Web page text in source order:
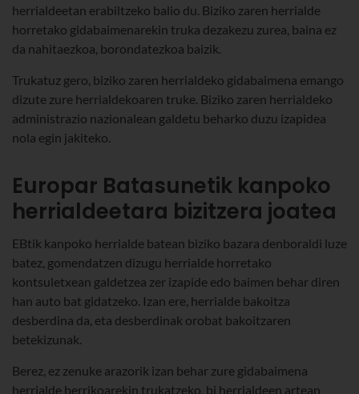
herrialdeetan erabiltzeko balio du. Biziko zaren herrialde
horretako gidabaimenarekin truka dezakezu zurea, baina ez
da nahitaezkoa, borondatezkoa baizik.
Trukatuz gero, biziko zaren herrialdeko gidabaimena emango
dizute zure herrialdekoaren truke. Biziko zaren herrialdeko
administrazio nazionalean galdetu beharko duzu izapidea
nola egin jakiteko.
Europar Batasunetik kanpoko
herrialdeetara bizitzera joatea
EBtik kanpoko herrialde batean biziko bazara denboraldi luze
batez, gomendatzen dizugu herrialde horretako
kontsuletxean galdetzea zer izapide edo baimen behar diren
han auto bat gidatzeko. Izan ere, herrialde bakoitza
desberdina da, eta desberdinak orobat bakoitzaren
betekizunak.
Berez, ez zenuke arazorik izan behar zure gidabaimena
herrialde berrikoarekin trukatzeko, bi herrialdeen artean